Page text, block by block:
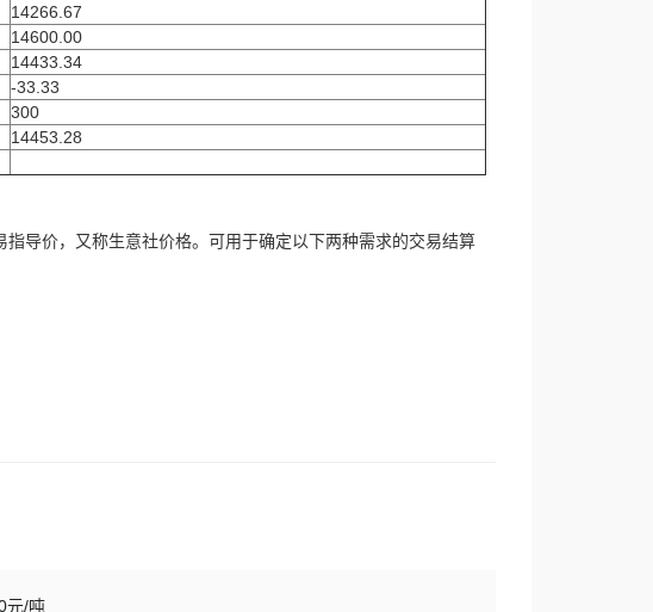
14266.67
14600.00
14433.34
-33.33
300
14453.28
导价，又称生意社价格。可用于确定以下两种需求的交易结算
元/吨